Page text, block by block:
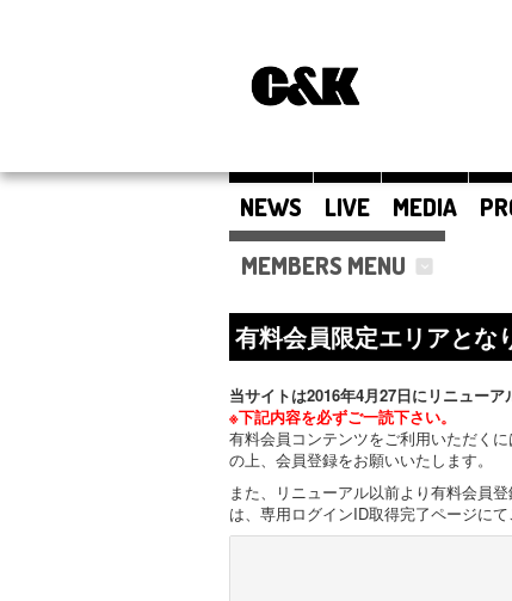
NEWS LIVE MEDIA
MEMBERS MENU
有料会員限定エリアとな
当サイトは2016年4月27日にリニューア
※下記内容を必ずご一読下さい。
有料会員コンテンツをご利用いただく
の上、会員登録をお願いいたします。
また、リニューアル以前より有料会員
は、専用ログインID取得完了ページにて